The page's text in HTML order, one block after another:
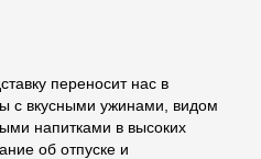
переносит нас в
с вкусными ужинами, видом
напитками в высоких
об отпуске и